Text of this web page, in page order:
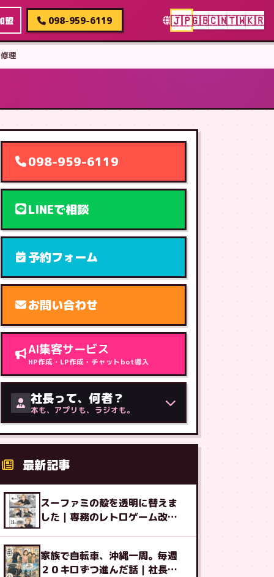
盟 098-959-6119 🇯🇵🇬🇧🇨🇳🇹🇼🇰🇷
理
098-959-6119
LINEで相談
予約フォーム
お問い合わせ
AI集客サービス
HP作成・LP作成・チャットbot導入
社長って、何者？
本も、アプリも、ラジオも。
最新記事
スーファミの殻を透明に替えま
した｜専務のレトロゲーム改造
家族で自転車、沖縄一周。毎週
２０キロずつ進んだ話｜社長ブ